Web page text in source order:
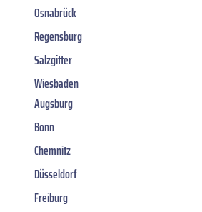
Osnabrück
Regensburg
Salzgitter
Wiesbaden
Augsburg
Bonn
Chemnitz
Düsseldorf
Freiburg